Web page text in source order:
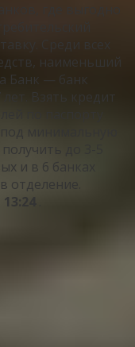
где выгодно
Среди всех
наименьший
Банк — банк
Взять кредит
по паспорту
минимальную
до 3-5
и в 6 банках
отделение.